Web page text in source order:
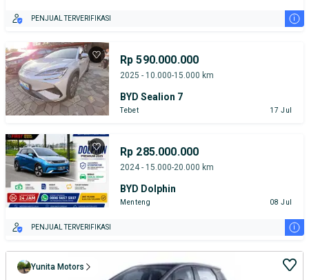
PENJUAL TERVERIFIKASI i
Rp 590.000.000
2025 - 10.000-15.000 km
BYD Sealion 7
Tebet 17 Jul
Rp 285.000.000
2024 - 15.000-20.000 km
BYD Dolphin
Menteng 08 Jul
PENJUAL TERVERIFIKASI i
Yunita Motors